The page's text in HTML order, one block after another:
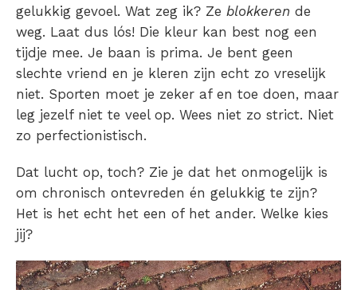
gelukkig gevoel. Wat zeg ik? Ze blokkeren de
weg. Laat dus lós! Die kleur kan best nog een
tijdje mee. Je baan is prima. Je bent geen
slechte vriend en je kleren zijn echt zo vreselijk
niet. Sporten moet je zeker af en toe doen, maar
leg jezelf niet te veel op. Wees niet zo strict. Niet
zo perfectionistisch.
Dat lucht op, toch? Zie je dat het onmogelijk is
om chronisch ontevreden én gelukkig te zijn?
Het is het echt het een of het ander. Welke kies
jij?